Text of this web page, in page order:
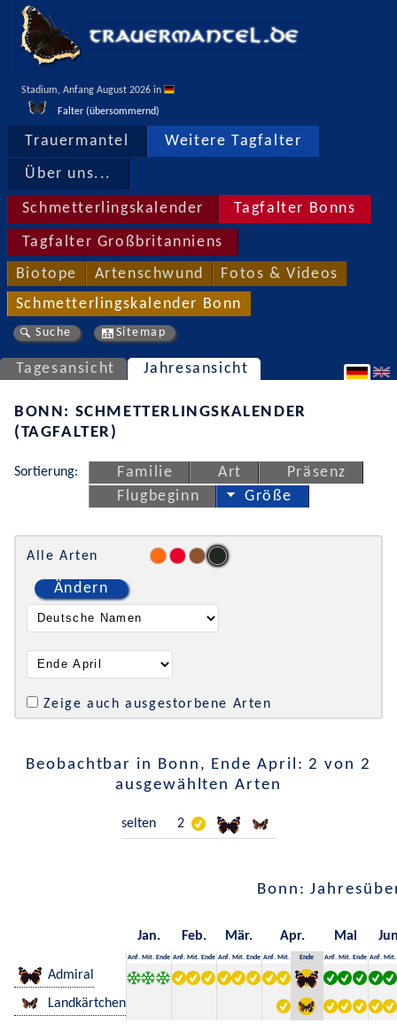
Stadium, Anfang August 2026 in
Falter (übersommernd)
Trauermantel Weitere Tagfalter
Über uns...
Schmetterlingskalender Tagfalter Bonns
Tagfalter Großbritanniens
Biotope Artenschwund Fotos & Videos
Schmetterlingskalender Bonn
Suche Sitemap
Tagesansicht Jahresansicht
BONN: SCHMETTERLINGSKALENDER
(TAGFALTER)
Sortierung: Familie Art
Präsenz
Flugbeginn
Größe
Alle Arten
Ändern
Zeige auch ausgestorbene Arten
Beobachtbar in Bonn, Ende April: 2 von 2
ausgewählten Arten
selten 2
Bonn:
Jan. Feb. Mär. Apr. Mai
Anf. Mit. Ende Anf. Mit. Ende Anf. Mit. Ende Anf. Mit. Ende Anf. Mit. Ende Anf. Mit.
Admiral
Landkärtchen